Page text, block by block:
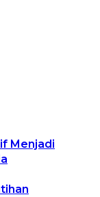
Menjadi